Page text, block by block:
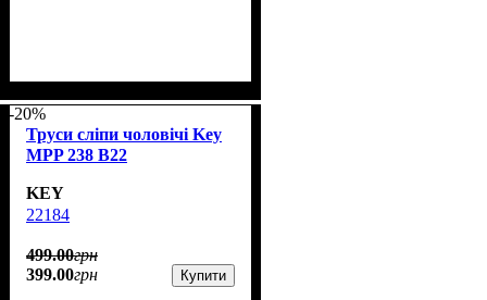
-20%
Труси сліпи чоловічі Key
MPP 238 B22
KEY
22184
499.00грн
399.00грн Купити